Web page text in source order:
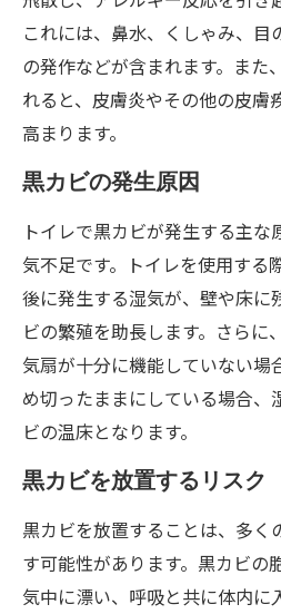
これには、鼻水、くしゃみ、
の発作などが含まれます。また
れると、皮膚炎やその他の皮膚
高まります。
黒カビの発生原因
トイレで黒カビが発生する主
気不足です。トイレを使用する
後に発生する湿気が、壁や床に
ビの繁殖を助長します。さらに
気扇が十分に機能していない場
め切ったままにしている場合、
ビの温床となります。
黒カビを放置するリスク
黒カビを放置することは、多く
す可能性があります。黒カビの
気中に漂い、呼吸と共に体内に